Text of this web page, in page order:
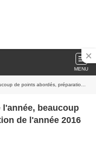
MENU
abordés, préparation de l'année 2016
beaucoup
de l'année 2016